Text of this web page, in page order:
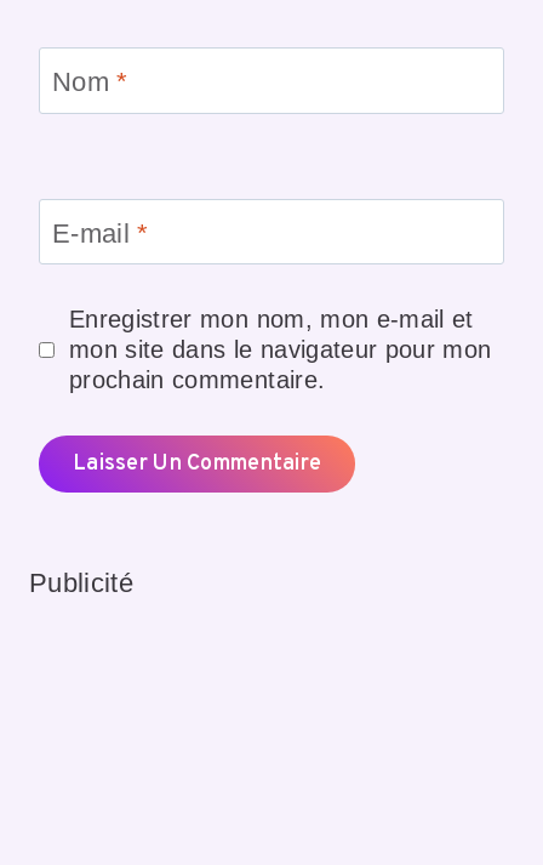
Nom*
E-mail*
Enregistrer mon nom, mon e-mail et
mon site dans le navigateur pour mon
prochain commentaire.
Publicité